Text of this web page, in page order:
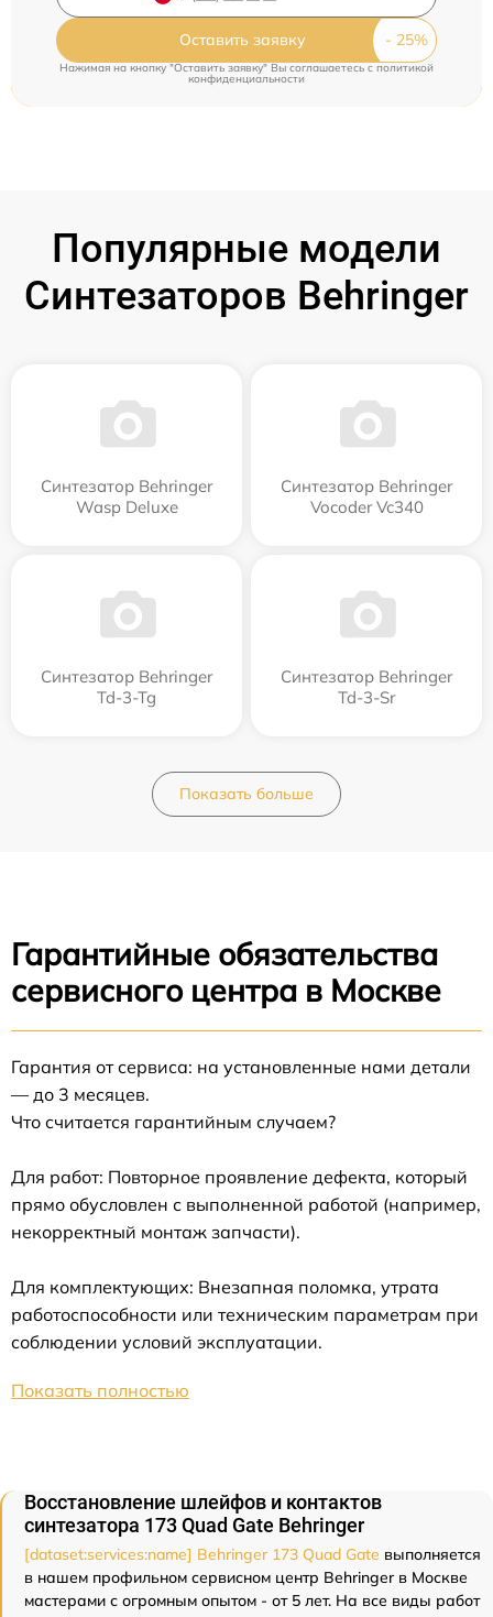
Оставить заявку
Нажимая на кнопку "Оставить заявку" Вы соглашаетесь c политикой
конфиденциальности
Популярные модели
Синтезаторов Behringer
Синтезатор Behringer
Wasp Deluxe
Синтезатор Behringer
Vocoder Vc340
Синтезатор Behringer
Td-3-Tg
Синтезатор Behringer
Td-3-Sr
Показать больше
Гарантийные обязательства
сервисного центра в Москве
Гарантия от сервиса: на установленные нами детали
— до 3 месяцев.
Что считается гарантийным случаем?
Для работ: Повторное проявление дефекта, который
прямо обусловлен с выполненной работой (например,
некорректный монтаж запчасти).
Для комплектующих: Внезапная поломка, утрата
работоспособности или техническим параметрам при
соблюдении условий эксплуатации.
Показать полностью
Восстановление шлейфов и контактов
синтезатора 173 Quad Gate Behringer
[dataset:services:name] Behringer 173 Quad Gate выполняется
в нашем профильном сервисном центр Behringer в Москве
мастерами с огромным опытом - от 5 лет. На все виды работ